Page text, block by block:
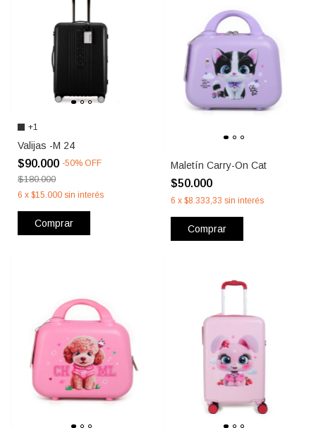
+1
Valijas -M 24
$90.000 -50% OFF
$180.000
6 x $15.000 sin interés
Comprar
Maletín Carry-On Cat
$50.000
6 x $8.333,33 sin interés
Comprar